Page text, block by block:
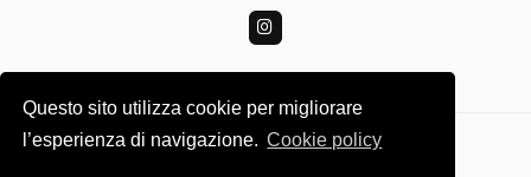
Questo sito utilizza cookie per migliorare
l’esperienza di navigazione. Cookie policy
Turbolince.com